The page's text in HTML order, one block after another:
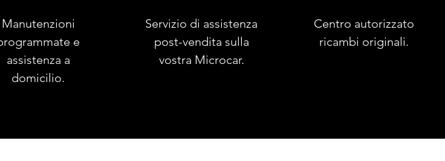
Manutenzioni
e
assistenza a
domicilio.
Servizio di assistenza
post-vendita sulla
vostra Microcar.
Centro autorizzato
ricambi originali.